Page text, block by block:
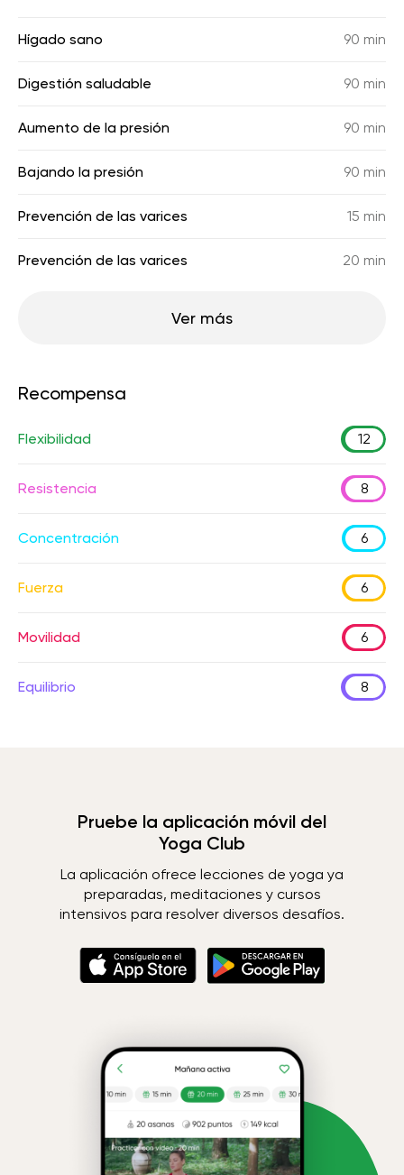
Hígado sano 90 min
Digestión saludable 90 min
Aumento de la presión 90 min
Bajando la presión 90 min
Prevención de las varices 15 min
Prevención de las varices 20 min
Ver más
Recompensa
Flexibilidad 12
Resistencia 8
Concentración 6
Fuerza 6
Movilidad 6
Equilibrio 8
Pruebe la aplicación móvil del
Yoga Club
La aplicación ofrece lecciones de yoga ya
preparadas, meditaciones y cursos
intensivos para resolver diversos desafíos.